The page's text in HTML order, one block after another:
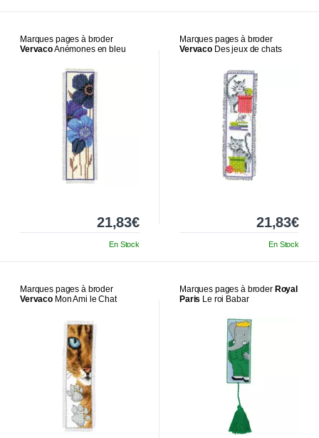
Marques pages à broder
VervacoAnémones en bleu
21,83€
En Stock
Marques pages à broder
Vervaco Des jeux de chats
21,83€
En Stock
Marques pages à broder
Vervaco Mon Ami le Chat
Marques pages à broder Royal
Paris Le roi Babar